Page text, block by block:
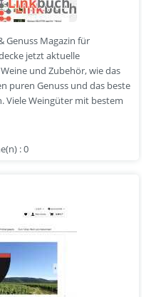
Genuss Magazin für
jetzt aktuelle
und Zubehör, wie das
puren Genuss und das beste
Viele Weingüter mit bestem
: 0